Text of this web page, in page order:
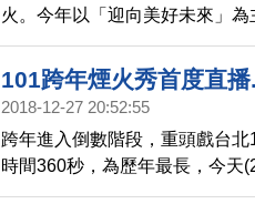
火。今年以「迎向美好未來」
由璀璨煙火鼓舞人心。18年來
更成為全球指標。是甚麼樣的
人專訪到台灣101的營運長，為
101跨年煙火秀首度直
2018-12-27 20:52:55
跨年進入倒數階段，重頭戲台
時間360秒，為歷年最長，今天
公布101的3項第一次，包括邀